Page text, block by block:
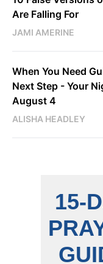
Are Falling For
JAMI AMERINE
When You Need
Next Step - Your
August 4
ALISHA HEADLEY